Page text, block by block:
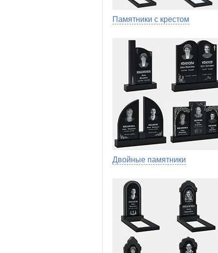
Памятники с крестом
Двойные памятники